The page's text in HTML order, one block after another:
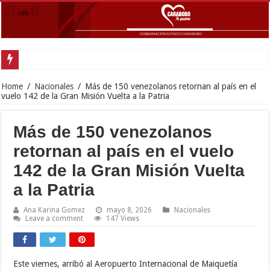
Home / Nacionales / Más de 150 venezolanos retornan al país en el
vuelo 142 de la Gran Misión Vuelta a la Patria
Más de 150 venezolanos
retornan al país en el vuelo
142 de la Gran Misión Vuelta
a la Patria
Ana Karina Gomez mayo 8, 2026
Nacionales
Leave a comment
147 Views
Este viernes, arribó al Aeropuerto Internacional de Maiquetía